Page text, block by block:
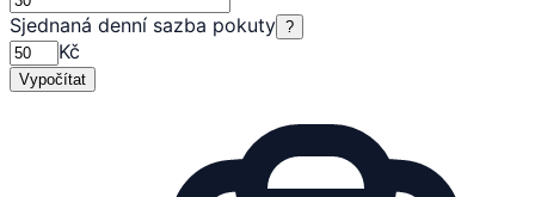
Sjednaná denní sazba pokuty ?
Kč
Vypočítat